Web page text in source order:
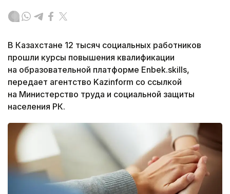
В Казахстане 12 тысяч социальных работников
прошли курсы повышения квалификации
на образовательной платформе Enbek.skills,
передает агентство Kazinform со ссылкой
на Министерство труда и социальной защиты
населения РК.